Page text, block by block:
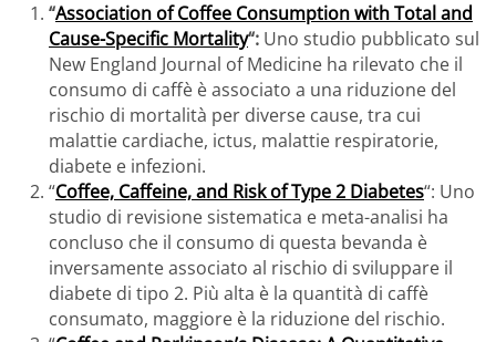
“Association of Coffee Consumption with Total and
Cause-Specific Mortality“: Uno studio pubblicato sul
New England Journal of Medicine ha rilevato che il
consumo di caffè è associato a una riduzione del
rischio di mortalità per diverse cause, tra cui
malattie cardiache, ictus, malattie respiratorie,
diabete e infezioni.
“Coffee, Caffeine, and Risk of Type 2 Diabetes“: Uno
studio di revisione sistematica e meta-analisi ha
concluso che il consumo di questa bevanda è
inversamente associato al rischio di sviluppare il
diabete di tipo 2. Più alta è la quantità di caffè
consumato, maggiore è la riduzione del rischio.